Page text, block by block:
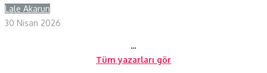
Lale Akarun
30 Nisan 2026
…
Tüm yazarları gör